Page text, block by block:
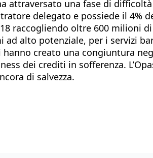
attraversato una fase di
delegato e possiede il 4%
raccogliendo oltre 600 milioni
alto potenziale, per i servizi
creato una congiuntura
dei crediti in sofferenza.
di salvezza.